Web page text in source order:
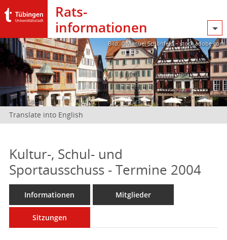
Rats­
informationen
Bild: @Manuel Schönfeld – stock.adobe.com
Translate into English
Kultur-, Schul- und
Sportausschuss - Termine 2004
Informationen Mitglieder
Sitzungen